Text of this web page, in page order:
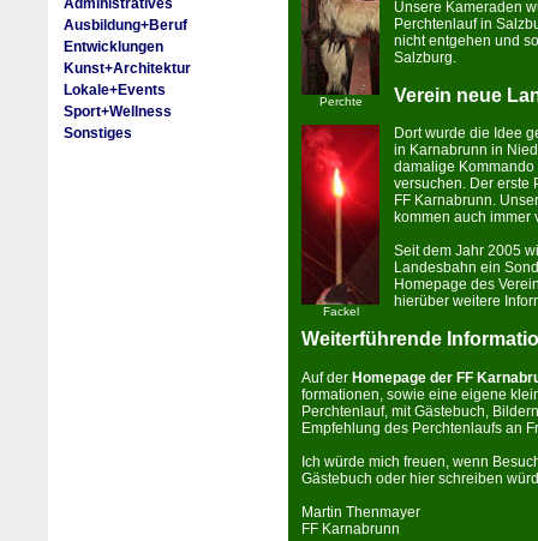
Administratives
Ausbildung+Beruf
Entwicklungen
Kunst+Architektur
Lokale+Events
Sport+Wellness
Sonstiges
Perchte
Unsere Kameraden
Perchtenlauf in
nicht entgehen und
Salzburg.
Verein neue
Fackel
Dort wur­de die Idee
in Karnabrunn in
damalige
versuchen. Der erste
FF Karnabrunn.
kommen auch immer
Seit dem Jahr 2005
Landesbahn ein
Home­page des
hierüber weitere
Weiterführende
Auf der Home­page der FF
for­ma­tionen, sowie eine eigene
Perchtenlauf, mit Gästebuch,
Empfehlung des Perchtenlaufs an
Ich würde mich freuen, wenn
Gästebuch oder hier schrei­ben
Martin Thenmayer
FF Karnabrunn